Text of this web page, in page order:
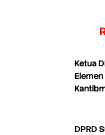
Ketua
DPRD